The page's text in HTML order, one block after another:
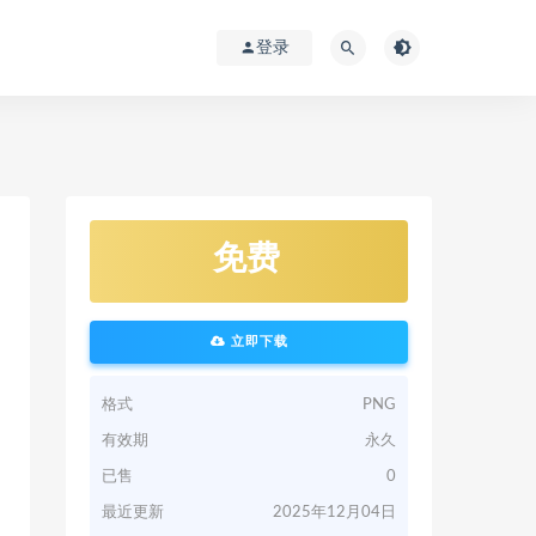
登录
免费
立即下载
格式 PNG
有效期 永久
已售 0
最近更新 2025年12月04日